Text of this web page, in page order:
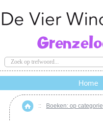
Home
:: Boeken: op categorie
Home